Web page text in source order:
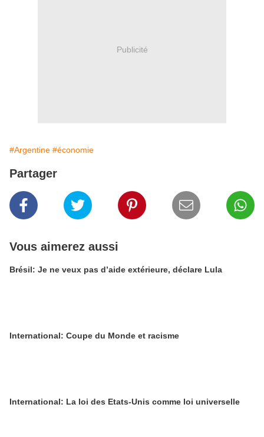
Publicité
#Argentine #économie
Partager
Vous aimerez aussi
Brésil: Je ne veux pas d’aide extérieure, déclare Lula
International: Coupe du Monde et racisme
International: La loi des Etats-Unis comme loi universelle